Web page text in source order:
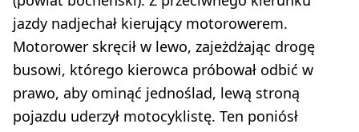
jazdy nadjechał kierujący motorowerem.
Motorower skręcił w lewo, zajeżdżając drogę
busowi, którego kierowca próbował odbić w
prawo, aby ominąć jednoślad, lewą stroną
pojazdu uderzył motocyklistę. Ten poniósł